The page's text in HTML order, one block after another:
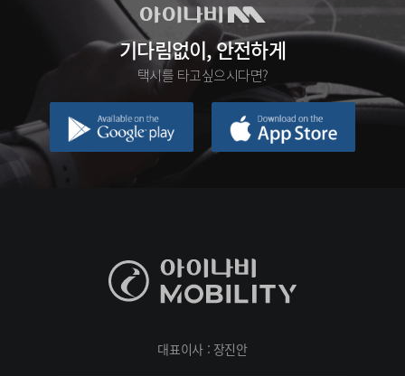
기다림없이, 안전하게
택시를 타고싶으시다면?
대표이사 : 장진안